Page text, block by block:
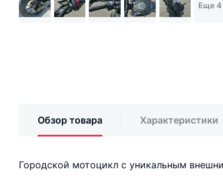
Еще 4
Обзор товара Характеристики
Городской мотоцикл с уникальным